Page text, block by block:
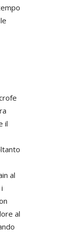
il
al
al